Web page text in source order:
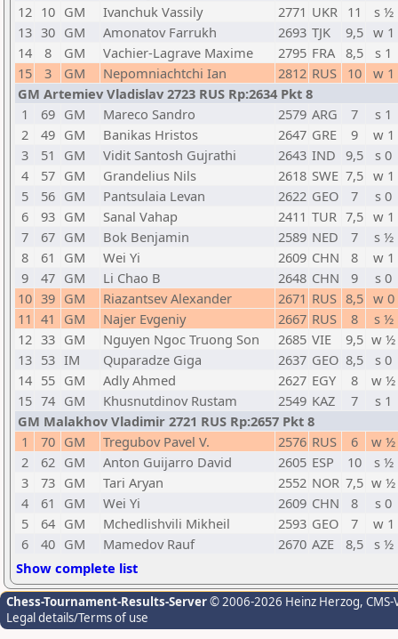
12 10 GM Ivanchuk Vassily 2771 UKR 11
s ½
13 30 GM Amonatov Farrukh 2693 TJK 9,5 w 1
14
8 GM Vachier-Lagrave Maxime 2795 FRA 8,5
s 1
15
3 GM Nepomniachtchi Ian 2812 RUS 10
w 1
GM Artemiev Vladislav 2723 RUS Rp:2634 Pkt 8
1
69 GM Mareco Sandro 2579 ARG 7
s 1
2
49 GM Banikas Hristos 2647 GRE 9
w 1
3
51 GM Vidit Santosh Gujrathi 2643 IND 9,5
s 0
4
57 GM Grandelius Nils 2618 SWE 7,5 w 1
5
56 GM Pantsulaia Levan 2622 GEO 7
s 0
6
93 GM Sanal Vahap 2411 TUR 7,5 w 1
7
67 GM Bok Benjamin 2589 NED 7
s ½
8
61 GM Wei Yi 2609 CHN 8
w 1
9
47 GM Li Chao B 2648 CHN 9
s 0
10 39 GM Riazantsev Alexander 2671 RUS 8,5 w 0
11 41 GM Najer Evgeniy 2667 RUS 8
s ½
12 33 GM Nguyen Ngoc Truong Son 2685 VIE 9,5 w ½
13 53 IM Quparadze Giga 2637 GEO 8,5
s 0
14 55 GM Adly Ahmed 2627 EGY 8
w ½
15 74 GM Khusnutdinov Rustam 2549 KAZ 7
s 1
GM Malakhov Vladimir 2721 RUS Rp:2657 Pkt 8
1
70 GM Tregubov Pavel V. 2576 RUS 6
w ½
2
62 GM Anton Guijarro David 2605 ESP 10
s ½
3
73 GM Tari Aryan 2552 NOR 7,5 w ½
4
61 GM Wei Yi 2609 CHN 8
s 0
5
64 GM Mchedlishvili Mikheil 2593 GEO 7
w 1
6
40 GM Mamedov Rauf 2670 AZE 8,5
s ½
Show complete list
Chess-Tournament-Results-Server© 2006-2026 Heinz Herzog,
Legal details/Terms of use